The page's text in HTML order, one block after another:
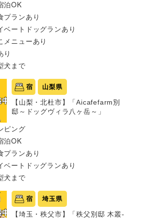
泊OK
プランあり
ベートドッグランあり
メニューあり
り
犬まで
宿 山梨県
【山梨・北杜市】「Aicafefarm別
邸～ドッグヴィラ八ヶ岳～」
ピング
泊OK
プランあり
ベートドッグランあり
犬まで
宿 埼玉県
【埼玉・秩父市】「秩父別邸 木叢-